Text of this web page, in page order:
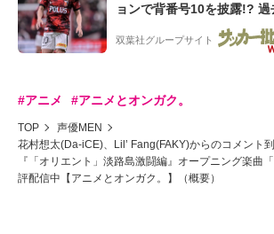
ョンで背番号10を披露!?
せだね〜」「爽やかイケメ
双葉社グループサイト
#アニメ #アニメとオンガク。
TOP
声優MEN
花村想太(Da-iCE)、Lil’ Fang(FAKY)からのコメント
『「オリエント」淡路島激闘編』オープニング楽曲
評配信中【アニメとオンガク。】（概要）